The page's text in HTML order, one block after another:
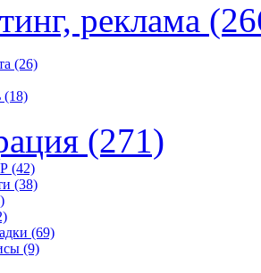
реклама
(26)
(18)
(271)
(42)
(38)
(69)
(9)